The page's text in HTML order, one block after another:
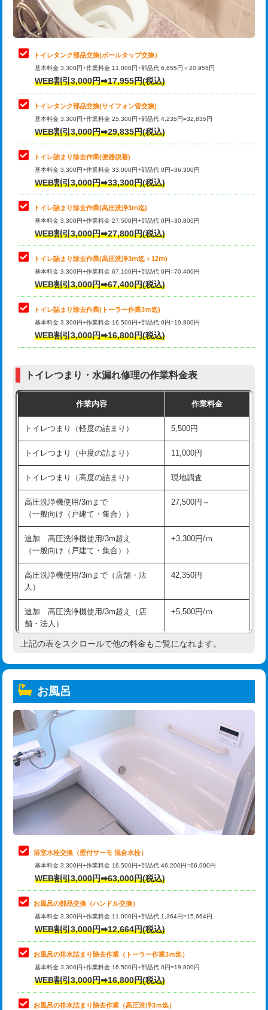
トイレタンク部品交換(ボールタップ交換）
基本料金 3,300円+作業料金 11,000円+部品代 6,655円＝20,955円
WEB割引3,000円➡17,955円(税込)
トイレタンク部品交換(サイフォン管交換)
基本料金 3,300円+作業料金 25,300円+部品代 4,235円=32,835円
WEB割引3,000円➡29,835円(税込)
トイレ詰まり除去作業(便器脱着)
基本料金 3,300円+作業料金 33,000円+部品代 0円=36,300円
WEB割引3,000円➡33,300円(税込)
トイレ詰まり除去作業(高圧洗浄3ⅿ迄)
基本料金 3,300円+作業料金 27,500円+部品代 0円=30,800円
WEB割引3,000円➡27,800円(税込)
トイレ詰まり除去作業(高圧洗浄3ⅿ迄＋12ⅿ)
基本料金 3,300円+作業料金 67,100円+部品代 0円=70,400円
WEB割引3,000円➡67,400円(税込)
トイレ詰まり除去作業(トーラー作業3ｍ迄)
基本料金 3,300円+作業料金 16,500円+部品代 0円=19,800円
WEB割引3,000円➡16,800円(税込)
トイレつまり・水漏れ修理の作業料金表
作業内容 作業料金
トイレつまり（軽度の詰まり） 5,500円
トイレつまり（中度の詰まり） 11,000円
トイレつまり（高度の詰まり） 現地調査
高圧洗浄機使用/3mまで
（一般向け（戸建て・集合））
27,500円～
追加 高圧洗浄機使用/3m超え
（一般向け（戸建て・集合））
+3,300円/ｍ
高圧洗浄機使用/3mまで（店舗・法
人）
42,350円
追加 高圧洗浄機使用/3m超え（店
舗・法人）
+5,500円/ｍ
高度高圧洗浄換 現地調査
トーラー機使用/3mまで
追加トーラー機使用/3m超え
カメラ調査 33,000円
桝清掃 8,800円
止水・漏水調査・防水処理・清掃・修
理・調整・分解・加工など（軽作業）
止水・漏水調査・防水処理・清掃・修
理・調整・分解・加工など（中作業）
22,000円
止水・漏水調査・防水処理・清掃・修
理・調整・分解・加工など（重作業）
33,000円
トイレタンク脱着
トイレ便器脱着
タンクレストイレ脱着 33,000円
小便器トイレ脱着
その他部品の脱着 8,800円～
上記の表をスクロールで他の料金もご覧になれます。
お風呂
浴室水栓交換（壁付サーモ 混合水栓）
基本料金 3,300円+作業料金 16,500円+部品代 46,200円=66,000円
WEB割引3,000円➡63,000円(税込)
お風呂の部品交換（ハンドル交換）
基本料金 3,300円+作業料金 11,000円+部品代 1,364円=15,664円
WEB割引3,000円➡12,664円(税込)
お風呂の排水詰まり除去作業（トーラー作業3ｍ迄）
基本料金 3,300円+作業料金 16,500円+部品代 0円=19,800円
WEB割引3,000円➡16,800円(税込)
お風呂の排水詰まり除去作業（高圧洗浄3ｍ迄）